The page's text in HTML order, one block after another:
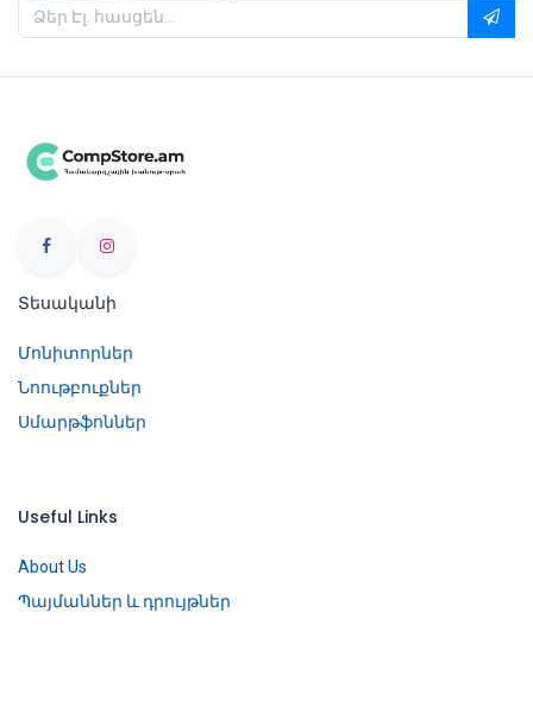
Տեսականի
Մոնիտորներ
Նոութբուքներ
Սմարթֆոններ
Useful Links
About Us
Պայմաններ և դրույթներ